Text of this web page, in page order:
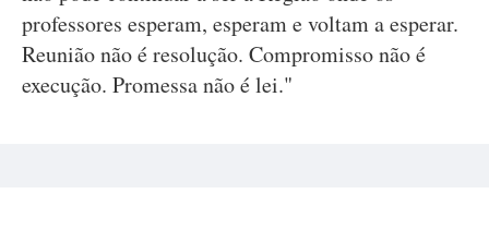
professores esperam, esperam e voltam a esperar.
Reunião não é resolução. Compromisso não é
execução. Promessa não é lei."